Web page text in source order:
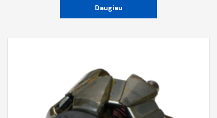
Daugiau